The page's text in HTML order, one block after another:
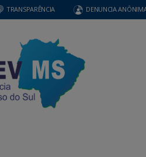
TRANSPARÊNCIA DENUNCIA